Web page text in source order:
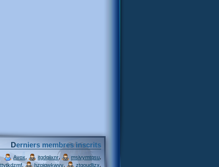
Derniers membres inscrits
Avox itgdqiixnr, msivymtqsu
, hzpjqwkwvv ztgoudljzx